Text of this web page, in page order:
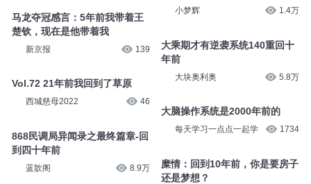
马龙夺冠感言：5年前我带着王
楚钦，现在是他带着我
新京报 139
Vol.72 21年前我回到了草原
西城慈母2022 46
868民调局异闻录之最终篇章-回
到四十年前
蓝歆阁 8.9万
小梦辉 1.4万
大乘期才有逆袭系统140重回十
年前
大块奥利奥 5.8万
大脑操作系统是2000年前的
每天学习一点点一起学 1734
糜情：回到10年前，你是要房子
还是梦想？